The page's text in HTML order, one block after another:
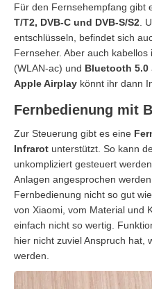
Für den Fernsehempfang gibt
T/T2, DVB-C und DVB-S/S2 .
entschlüsseln, befindet sich
Fernseher. Aber auch
(WLAN-ac) und Bluetooth 5.0
Apple Airplay könnt ihr dann
Fernbedienung mit
Zur Steuerung gibt es eine
Infrarot unterstützt. So kann
unkompliziert gesteuert
Anlagen angesprochen
Fernbedienung nicht so gut
von Xiaomi, vom Material und
einfach nicht so wertig.
hier nicht zuviel Anspruch hat,
werden.